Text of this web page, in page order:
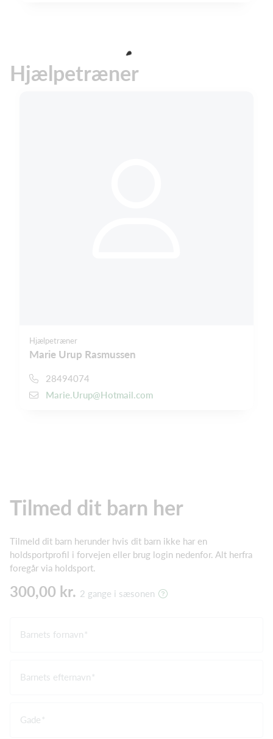
Hjælpetræner
Hjælpetræner
Marie Urup Rasmussen
28494074
Marie.Urup@Hotmail.com
Tilmed dit barn her
Tilmeld dit barn herunder hvis dit barn ikke har en
holdsportprofil i forvejen eller brug login nedenfor. Alt herfra
foregår via holdsport.
300,00 kr. 2 gange i sæsonen
Barnets fornavn
Barnets efternavn
Gade